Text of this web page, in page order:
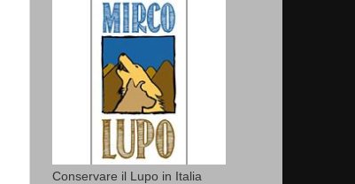
Conservare il Lupo in Italia